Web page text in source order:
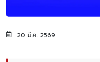
20 มี.ค. 2569